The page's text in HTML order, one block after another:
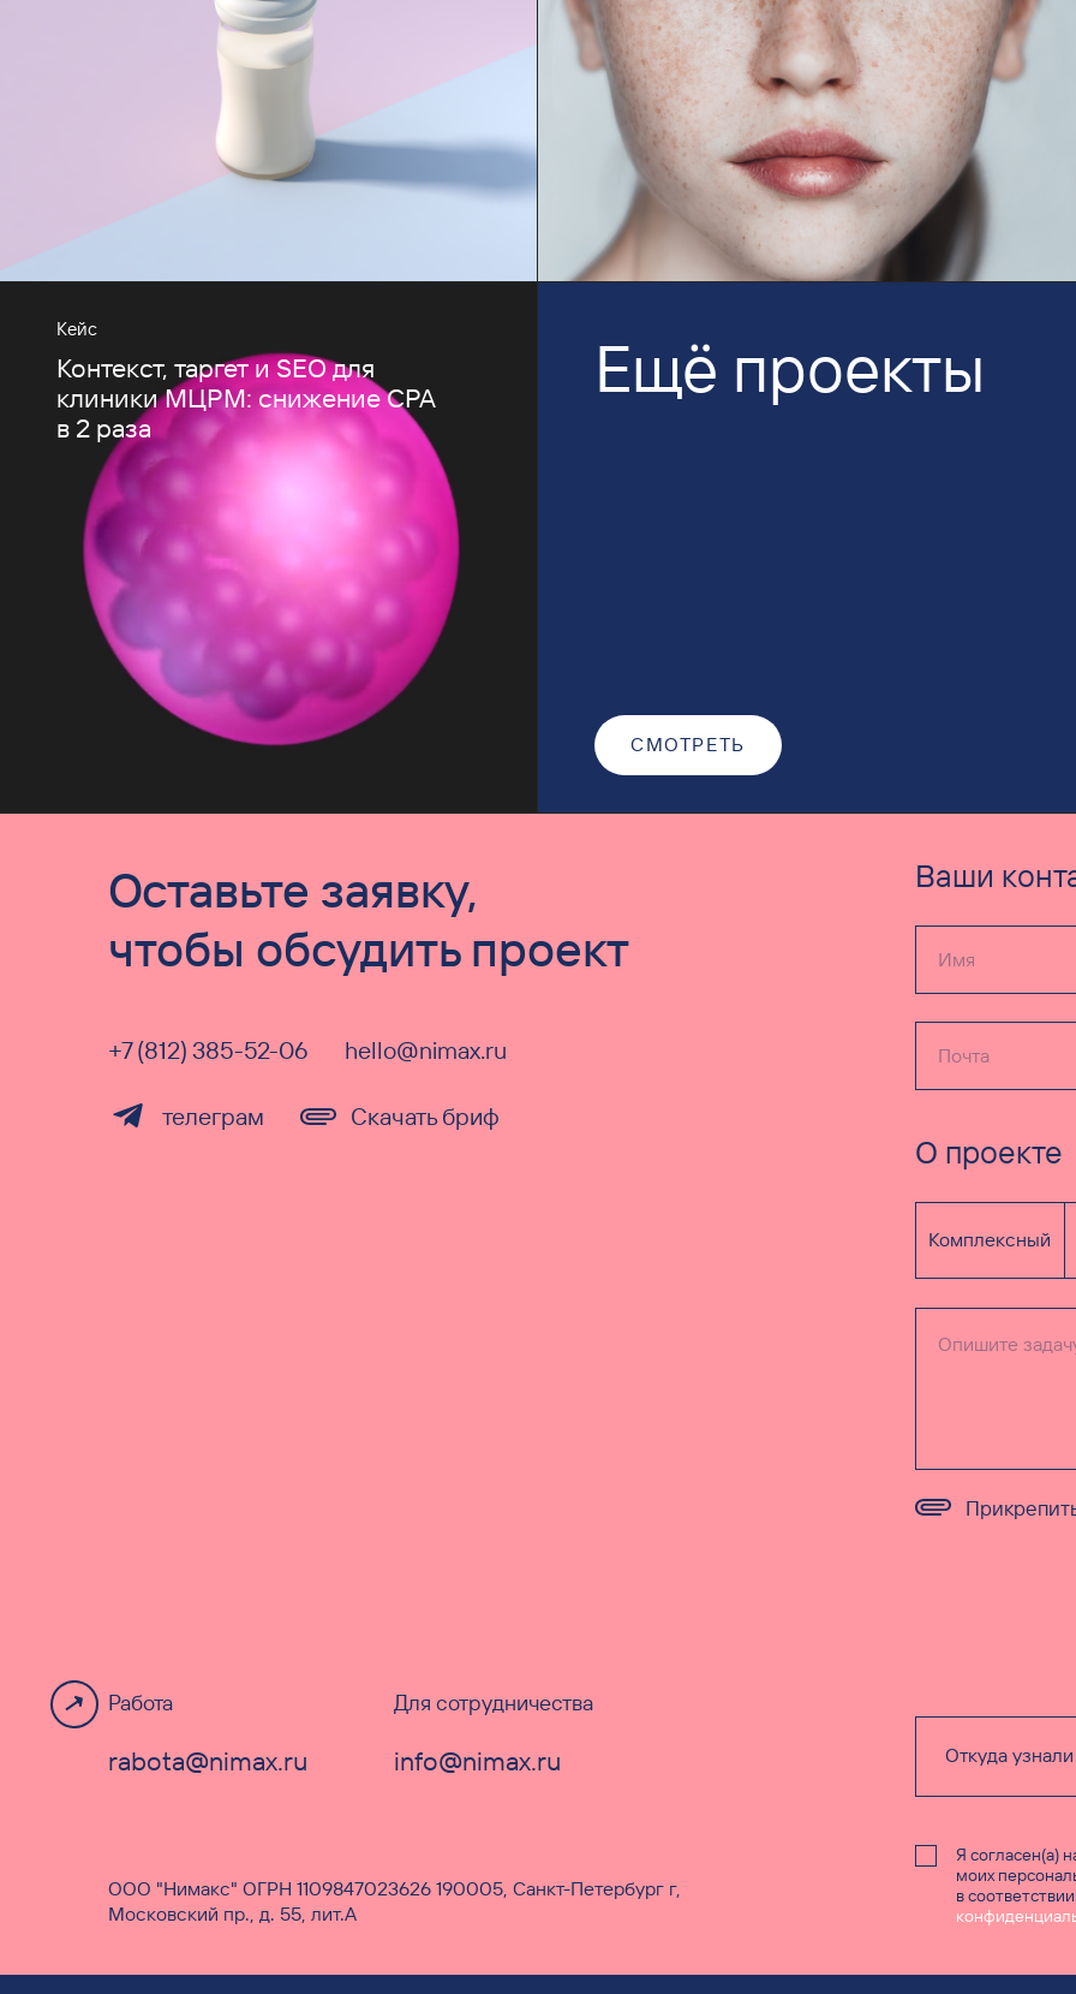
Кейс
Контекст, таргет и SEO для
клиники МЦРМ: снижение CPA
в 2 раза
Ещё проекты
СМОТРЕТЬ
Оставьте заявку,
чтобы обсудить проект
hello@nimax.ru
+7 (812) 385-52-06
телеграм Скачать бриф
Работа
rabota@nimax.ru
Для сотрудничества
info@nimax.ru
ООО "Нимакс" ОГРН 1109847023626 190005, Санкт-Петербург г,
Московский пр., д. 55, лит.А
Ваши
О проекте
Комплексный
Я согласен(а)
моих
в